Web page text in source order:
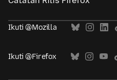
Ikuti @Mozilla
Ikuti @Firefox